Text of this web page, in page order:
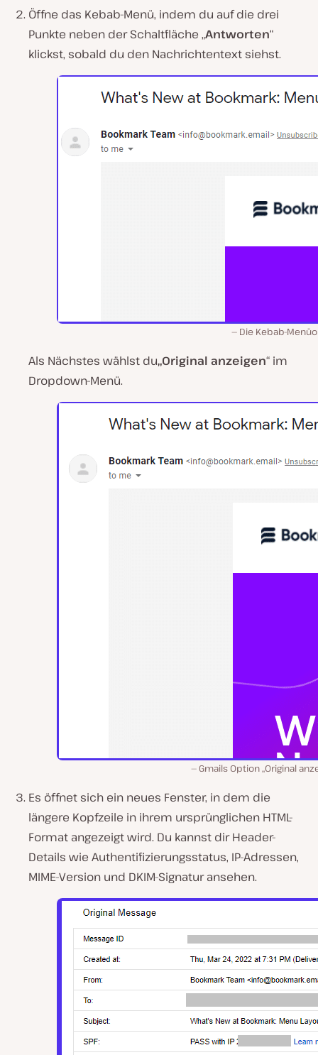
Öffne das Kebab-Menü, indem du auf die drei
Punkte neben der Schaltfläche „Antworten“
klickst, sobald du den Nachrichtentext siehst.
Die Kebab-
Als Nächstes wählst du„Original anzeigen“ im
Dropdown-Menü.
Gmails Option „Original
Es öffnet sich ein neues Fenster, in dem die
längere Kopfzeile in ihrem ursprünglichen HTML-
Format angezeigt wird. Du kannst dir Header-
Details wie Authentifizierungsstatus, IP-Adressen,
MIME-Version und DKIM-Signatur ansehen.